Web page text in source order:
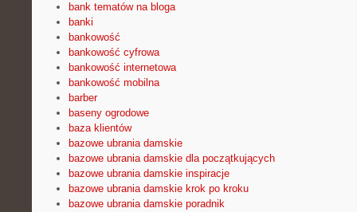
bank tematów na bloga
banki
bankowość
bankowość cyfrowa
bankowość internetowa
bankowość mobilna
barber
baseny ogrodowe
baza klientów
bazowe ubrania damskie
bazowe ubrania damskie dla początkujących
bazowe ubrania damskie inspiracje
bazowe ubrania damskie krok po kroku
bazowe ubrania damskie poradnik